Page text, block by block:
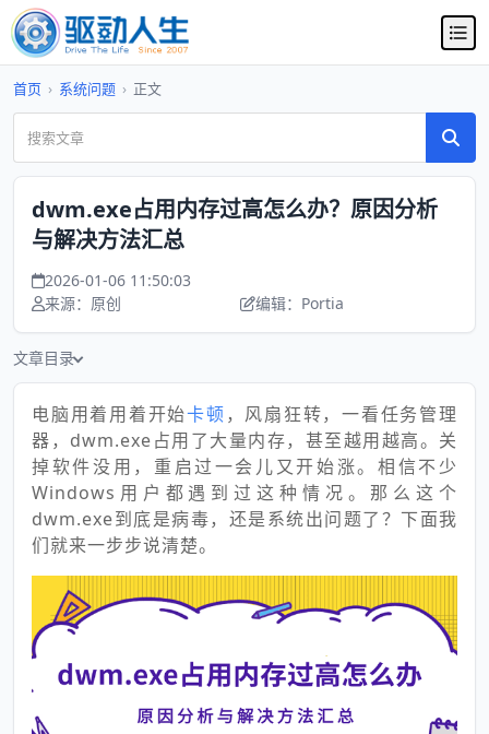
首页 › 系统问题 › 正文
dwm.exe占用内存过高怎么办？原因分析
与解决方法汇总
2026-01-06 11:50:03
来源：原创
编辑：Portia
文章目录
电脑用着用着开始卡顿 ，风扇狂转，一看任务管理
器，dwm.exe占用了大量内存，甚至越用越高。关
掉软件没用，重启过一会儿又开始涨。相信不少
Windows用户都遇到过这种情况。那么这个
dwm.exe到底是病毒，还是系统出问题了？下面我
们就来一步步说清楚。